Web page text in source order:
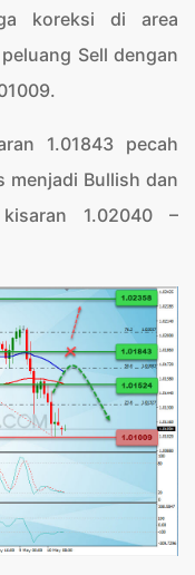
koreksi di area
Sell dengan
1.01843 pecah
menjadi Bullish dan
1.02040 –